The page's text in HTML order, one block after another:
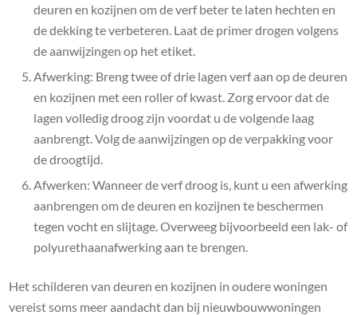
deuren en kozijnen om de verf beter te laten hechten en
de dekking te verbeteren. Laat de primer drogen volgens
de aanwijzingen op het etiket.
Afwerking: Breng twee of drie lagen verf aan op de deuren
en kozijnen met een roller of kwast. Zorg ervoor dat de
lagen volledig droog zijn voordat u de volgende laag
aanbrengt. Volg de aanwijzingen op de verpakking voor
de droogtijd.
Afwerken: Wanneer de verf droog is, kunt u een afwerking
aanbrengen om de deuren en kozijnen te beschermen
tegen vocht en slijtage. Overweeg bijvoorbeeld een lak- of
polyurethaanafwerking aan te brengen.
Het schilderen van deuren en kozijnen in oudere woningen
vereist soms meer aandacht dan bij nieuwbouwwoningen